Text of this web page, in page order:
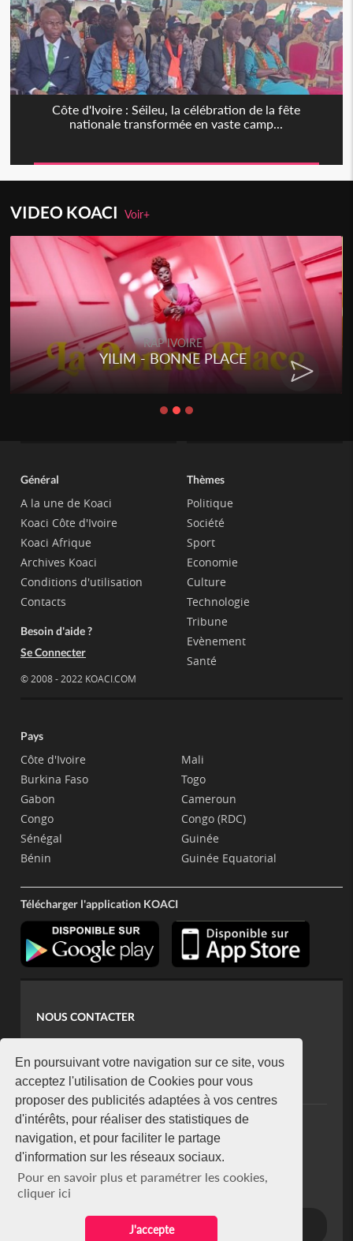
En poursuivant votre navigation sur ce site, vous
acceptez l'utilisation de Cookies pour vous
proposer des publicités adaptées à vos centres
d'intérêts, pour réaliser des statistiques de
navigation, et pour faciliter le partage
d'information sur les réseaux sociaux.
Pour en savoir plus et paramétrer les cookies,
cliquer ici
J'accepte
Côte d'Ivoire : Séileu, la célébration de la fête
nationale transformée en vaste camp...
VIDEO KOACIVoir+
RAP IVOIRE
YILIM - BONNE PLACE
Général
A la une de Koaci
Koaci Côte d'Ivoire
Koaci Afrique
Archives Koaci
Conditions d'utilisation
Contacts
Besoin d'aide ?
Se Connecter
© 2008 - 2022 KOACI.COM
Thèmes
Politique
Société
Sport
Economie
Culture
Technologie
Tribune
Evènement
Santé
Pays
Côte d'Ivoire
Burkina Faso
Gabon
Congo
Sénégal
Bénin
Mali
Togo
Cameroun
Congo (RDC)
Guinée
Guinée Equatorial
Télécharger l'application KOACI
NOUS CONTACTER
koaci@yahoo.fr
+225 07 08 85 52 93
NEWSLETTER
Restez connecté via notre newsletter
S'abonner
Se désabonner